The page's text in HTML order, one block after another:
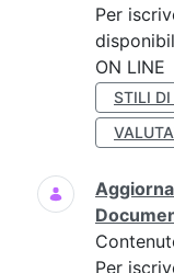
Per
ON LINE
STILI
Per